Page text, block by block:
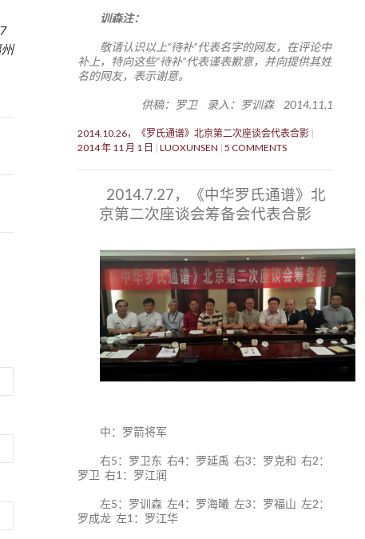
训森注：
敬请认识以上“待补”代表名字的网友，在评论中
补上，特向这些“待补”代表谨表歉意，并向提供其姓
名的网友，表示谢意。
供稿：罗卫 录入：罗训森 2014.11.1
2014.10.26，《罗氏通谱》北京第二次座谈会代表合影
2014 年 11 月 1 日
LUOXUNSEN 5 COMMENTS
2014.7.27，《中华罗氏通谱》北
京第二次座谈会筹备会代表合影
中：罗箭将军
右5：罗卫东 右4：罗延禹 右3：罗克和 右2：
罗卫 右1：罗江润
左5：罗训森 左4：罗海曦 左3：罗福山 左2：
罗成龙 左1：罗江华